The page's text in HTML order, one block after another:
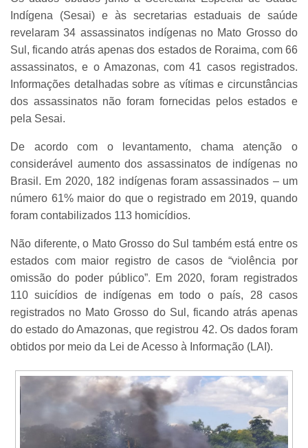
Indígena (Sesai) e às secretarias estaduais de saúde
revelaram 34 assassinatos indígenas no Mato Grosso do
Sul, ficando atrás apenas dos estados de Roraima, com 66
assassinatos, e o Amazonas, com 41 casos registrados.
Informações detalhadas sobre as vítimas e circunstâncias
dos assassinatos não foram fornecidas pelos estados e
pela Sesai.
De acordo com o levantamento, chama atenção o
considerável aumento dos assassinatos de indígenas no
Brasil. Em 2020, 182 indígenas foram assassinados – um
número 61% maior do que o registrado em 2019, quando
foram contabilizados 113 homicídios.
Não diferente, o Mato Grosso do Sul também está entre os
estados com maior registro de casos de “violência por
omissão do poder público”. Em 2020, foram registrados
110 suicídios de indígenas em todo o país, 28 casos
registrados no Mato Grosso do Sul, ficando atrás apenas
do estado do Amazonas, que registrou 42. Os dados foram
obtidos por meio da Lei de Acesso à Informação (LAI).